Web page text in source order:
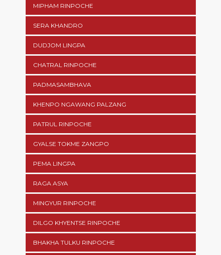
MIPHAM RINPOCHE
SERA KHANDRO
DUDJOM LINGPA
CHATRAL RINPOCHE
PADMASAMBHAVA
KHENPO NGAWANG PALZANG
PATRUL RINPOCHE
GYALSE TOKME ZANGPO
PEMA LINGPA
RAGA ASYA
MINGYUR RINPOCHE
DILGO KHYENTSE RINPOCHE
BHAKHA TULKU RINPOCHE